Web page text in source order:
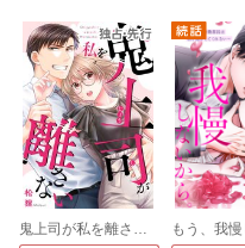
鬼上司が私を離さない